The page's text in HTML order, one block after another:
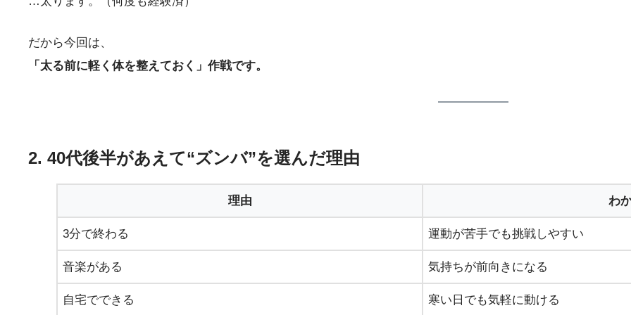
だから今回は、
「太る前に軽く体を整えておく」作戦です。
2. 40代後半があえて“ズンバ”を選んだ理由
理由 わ
3分で終わる 運動が苦手でも挑戦しやすい
音楽がある 気持ちが前向きになる
自宅でできる 寒い日でも気軽に動ける